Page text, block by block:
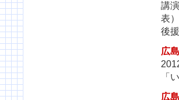
講
表）
後
広島
「
広島